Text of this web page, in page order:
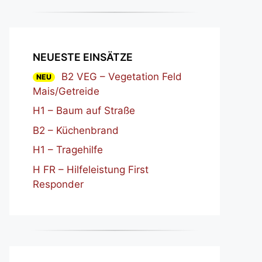
NEUESTE EINSÄTZE
NEU
B2 VEG – Vegetation Feld
Mais/Getreide
H1 – Baum auf Straße
B2 – Küchenbrand
H1 – Tragehilfe
H FR – Hilfeleistung First
Responder